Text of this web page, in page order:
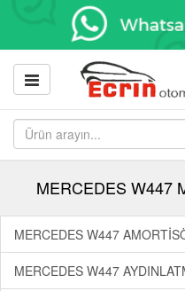
MERCEDES W447
MERCEDES W447
MERCEDES W447